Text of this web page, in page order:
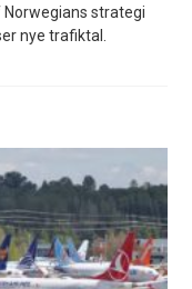
strategi
nye trafiktal.